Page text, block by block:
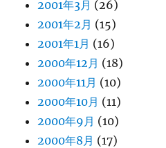
2001年3月 (26)
2001年2月 (15)
2001年1月 (16)
2000年12月 (18)
2000年11月 (10)
2000年10月 (11)
2000年9月 (10)
2000年8月 (17)